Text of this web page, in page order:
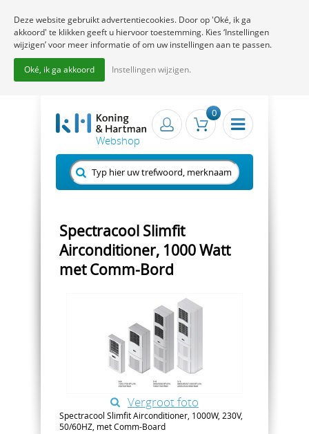
0
Spectracool Slimfit
Airconditioner, 1000 Watt
met Comm-Bord
Vergroot foto
Spectracool Slimfit Airconditioner, 1000W, 230V,
50/60HZ, met Comm-Board
Deze website gebruikt advertentiecookies. Door op 'Oké, ik ga
akkoord' te klikken geeft u hiervoor toestemming. Kies ‘Instellingen
wijzigen’ voor meer informatie of om uw instellingen aan te passen.
Oké, ik ga akkoord Instellingen wijzigen.